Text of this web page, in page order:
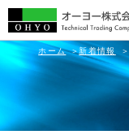
ホーム 新着情報